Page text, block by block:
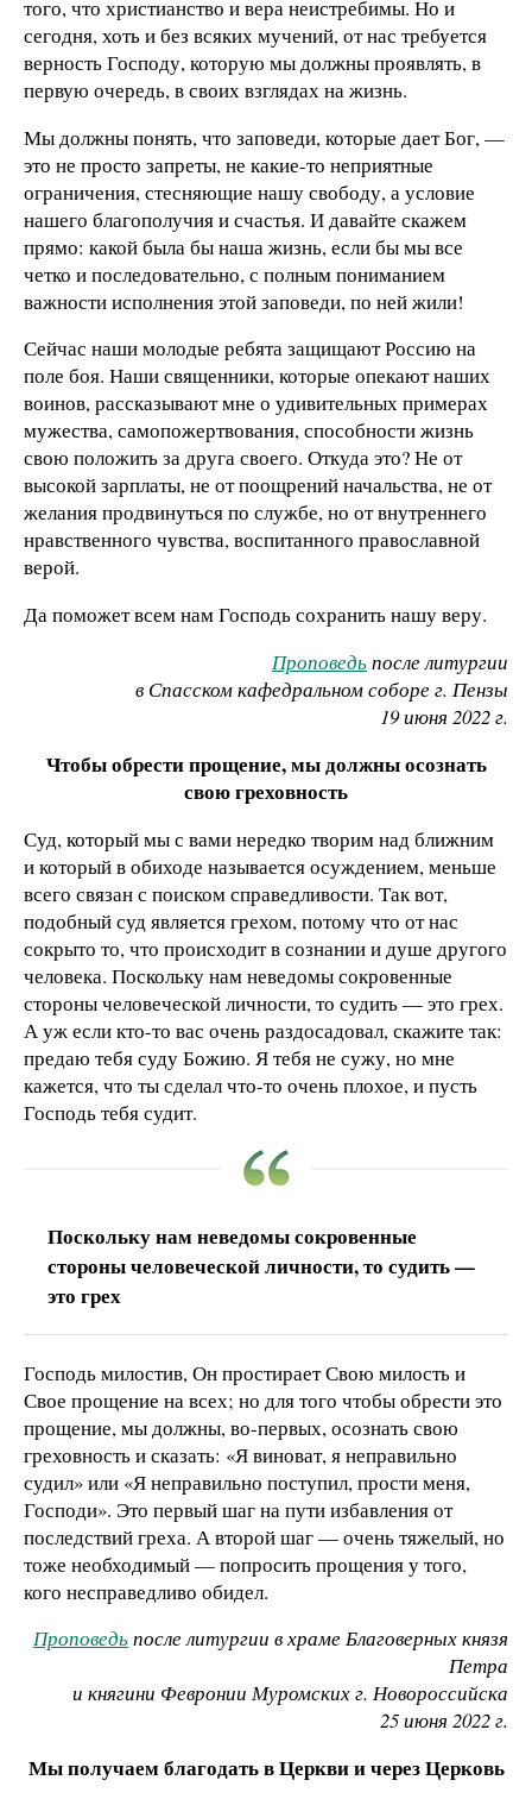
того, что христианство и вера неистребимы. Но и
сегодня, хоть и без всяких мучений, от нас требуется
верность Господу, которую мы должны проявлять, в
первую очередь, в своих взглядах на жизнь.
Мы должны понять, что заповеди, которые дает Бог, —
это не просто запреты, не какие-то неприятные
ограничения, стесняющие нашу свободу, а условие
нашего благополучия и счастья. И давайте скажем
прямо: какой была бы наша жизнь, если бы мы все
четко и последовательно, с полным пониманием
важности исполнения этой заповеди, по ней жили!
Сейчас наши молодые ребята защищают Россию на
поле боя. Наши священники, которые опекают наших
воинов, рассказывают мне о удивительных примерах
мужества, самопожертвования, способности жизнь
свою положить за друга своего. Откуда это? Не от
высокой зарплаты, не от поощрений начальства, не от
желания продвинуться по службе, но от внутреннего
нравственного чувства, воспитанного православной
верой.
Да поможет всем нам Господь сохранить нашу веру.
Проповедьпосле литургии
в Спасском кафедральном соборе г. Пензы
19 июня 2022 г.
Чтобы обрести прощение, мы должны осознать
свою греховность
Суд, который мы с вами нередко творим над ближним
и который в обиходе называется осуждением, меньше
всего связан с поиском справедливости. Так вот,
подобный суд является грехом, потому что от нас
сокрыто то, что происходит в сознании и душе другого
человека. Поскольку нам неведомы сокровенные
стороны человеческой личности, то судить — это грех.
А уж если кто-то вас очень раздосадовал, скажите так:
предаю тебя суду Божию. Я тебя не сужу, но мне
кажется, что ты сделал что-то очень плохое, и пусть
Господь тебя судит.
Поскольку нам неведомы сокровенные
стороны человеческой личности, то судить —
это грех
Господь милостив, Он простирает Свою милость и
Свое прощение на всех; но для того чтобы обрести это
прощение, мы должны, во-первых, осознать свою
греховность и сказать: «Я виноват, я неправильно
судил» или «Я неправильно поступил, прости меня,
Господи». Это первый шаг на пути избавления от
последствий греха. А второй шаг — очень тяжелый, но
тоже необходимый — попросить прощения у того,
кого несправедливо обидел.
Проповедьпосле литургии в храме Благоверных князя
Петра
и княгини Февронии Муромских г. Новороссийска
25 июня 2022 г.
Мы получаем благодать в Церкви и через Церковь